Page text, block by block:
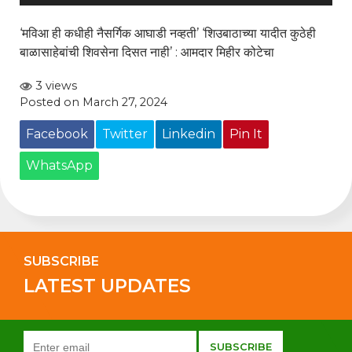
‘मविआ ही कधीही नैसर्गिक आघाडी नव्हती’ ‘शिउबाठाच्या यादीत कुठेही
बाळासाहेबांची शिवसेना दिसत नाही’ : आमदार मिहीर कोटेचा
3 views
Posted on March 27, 2024
Facebook Twitter Linkedin Pin It
WhatsApp
SUBSCRIBE
LATEST UPDATES